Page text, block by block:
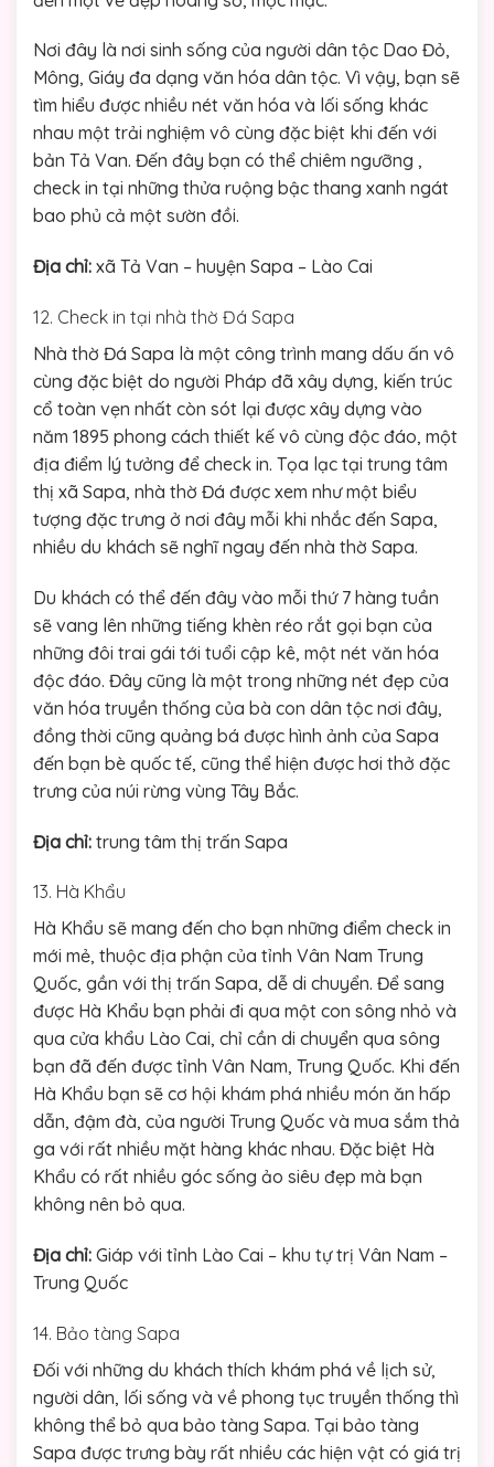
Nơi đây là nơi sinh sống của người dân tộc Dao Đỏ,
Mông, Giáy đa dạng văn hóa dân tộc. Vì vậy, bạn sẽ
tìm hiểu được nhiều nét văn hóa và lối sống khác
nhau một trải nghiệm vô cùng đặc biệt khi đến với
bản Tả Van. Đến đây bạn có thể chiêm ngưỡng ,
check in tại những thửa ruộng bậc thang xanh ngát
bao phủ cả một sườn đồi.
Địa chỉ: xã Tả Van – huyện Sapa – Lào Cai
12. Check in tại nhà thờ Đá Sapa
Nhà thờ Đá Sapa là một công trình mang dấu ấn vô
cùng đặc biệt do người Pháp đã xây dựng, kiến trúc
cổ toàn vẹn nhất còn sót lại được xây dựng vào
năm 1895 phong cách thiết kế vô cùng độc đáo, một
địa điểm lý tưởng để check in. Tọa lạc tại trung tâm
thị xã Sapa, nhà thờ Đá được xem như một biểu
tượng đặc trưng ở nơi đây mỗi khi nhắc đến Sapa,
nhiều du khách sẽ nghĩ ngay đến nhà thờ Sapa.
Du khách có thể đến đây vào mỗi thứ 7 hàng tuần
sẽ vang lên những tiếng khèn réo rắt gọi bạn của
những đôi trai gái tới tuổi cập kê, một nét văn hóa
độc đáo. Đây cũng là một trong những nét đẹp của
văn hóa truyền thống của bà con dân tộc nơi đây,
đồng thời cũng quảng bá được hình ảnh của Sapa
đến bạn bè quốc tế, cũng thể hiện được hơi thở đặc
trưng của núi rừng vùng Tây Bắc.
Địa chỉ: trung tâm thị trấn Sapa
13. Hà Khẩu
Hà Khẩu sẽ mang đến cho bạn những điểm check in
mới mẻ, thuộc địa phận của tỉnh Vân Nam Trung
Quốc, gần với thị trấn Sapa, dễ di chuyển. Để sang
được Hà Khẩu bạn phải đi qua một con sông nhỏ và
qua cửa khẩu Lào Cai, chỉ cần di chuyển qua sông
bạn đã đến được tỉnh Vân Nam, Trung Quốc. Khi đến
Hà Khẩu bạn sẽ cơ hội khám phá nhiều món ăn hấp
dẫn, đậm đà, của người Trung Quốc và mua sắm thả
ga với rất nhiều mặt hàng khác nhau. Đặc biệt Hà
Khẩu có rất nhiều góc sống ảo siêu đẹp mà bạn
không nên bỏ qua.
Địa chỉ: Giáp với tỉnh Lào Cai – khu tự trị Vân Nam –
Trung Quốc
14. Bảo tàng Sapa
Đối với những du khách thích khám phá về lịch sử,
người dân, lối sống và về phong tục truyền thống thì
không thể bỏ qua bảo tàng Sapa. Tại bảo tàng
Sapa được trưng bày rất nhiều các hiện vật có giá trị